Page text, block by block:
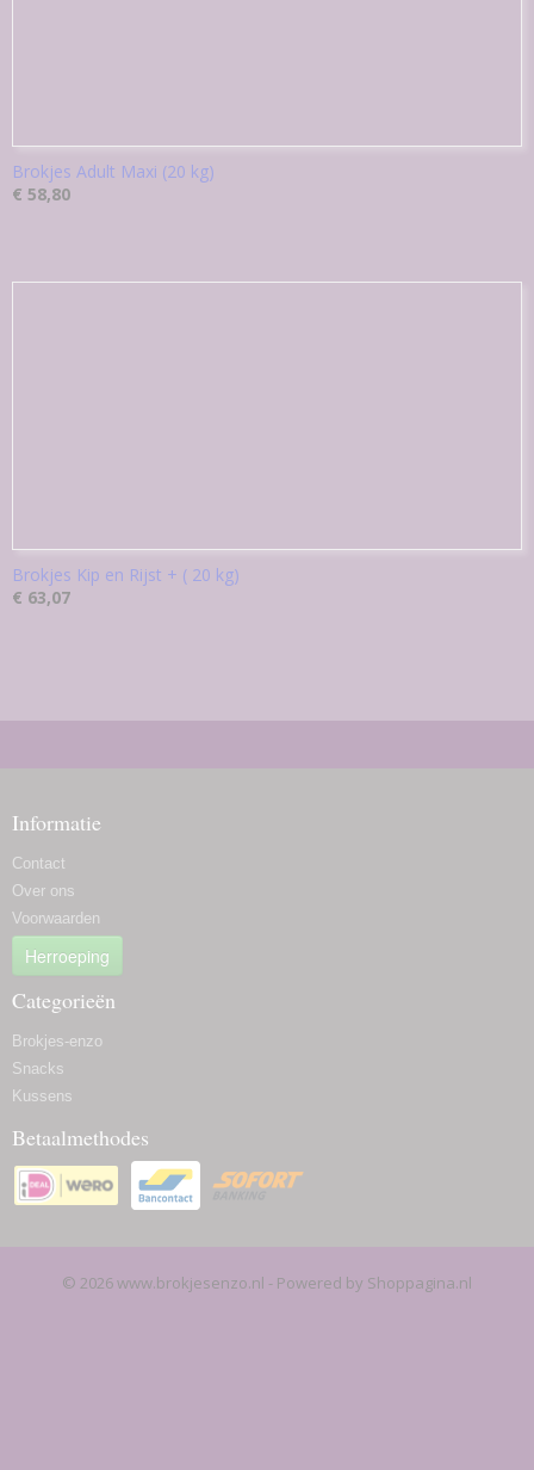
Brokjes Adult Maxi (20 kg)
€ 58,80
Brokjes Kip en Rijst + ( 20 kg)
€ 63,07
Informatie
Contact
Over ons
Voorwaarden
Herroeping
Categorieën
Brokjes-enzo
Snacks
Kussens
Betaalmethodes
© 2026 www.brokjesenzo.nl - Powered by Shoppagina.nl